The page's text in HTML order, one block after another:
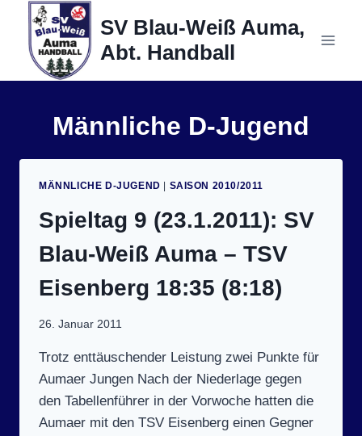
springen
SV Blau-Weiß Auma,
Abt. Handball
Männliche D-Jugend
MÄNNLICHE D-JUGEND SAISON 2010/2011
Spieltag 9 (23.1.2011): SV
Blau-Weiß Auma – TSV
Eisenberg 18:35 (8:18)
26. Januar 2011
Trotz enttäuschender Leistung zwei Punkte für
Aumaer Jungen Nach der Niederlage gegen
den Tabellenführer in der Vorwoche hatten die
Aumaer mit den TSV Eisenberg einen Gegner